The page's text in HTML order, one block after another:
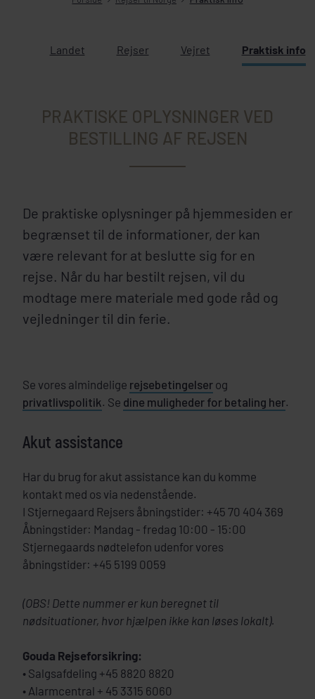
Landet Rejser Vejret Praktisk info
PRAKTISKE OPLYSNINGER VED
BESTILLING AF REJSEN
De praktiske oplysninger på hjemmesiden er
begrænset til de informationer, der kan
være relevant for at beslutte sig for en
rejse. Når du har bestilt rejsen, vil du
modtage mere materiale med gode råd og
vejledninger til din ferie.
Se vores almindelige rejsebetingelser og
privatlivspolitik. Se dine muligheder for betaling her.
Akut assistance
Har du brug for akut assistance kan du komme
kontakt med os via nedenstående.
I Stjernegaard Rejsers åbningstider: +45 70 404 369
Åbningstider: Mandag - fredag 10:00 - 15:00
Stjernegaards nødtelefon udenfor vores
åbningstider: +45 5199 0059
(OBS! Dette nummer er kun beregnet til
nødsituationer, hvor hjælpen ikke kan løses lokalt).
Gouda Rejseforsikring:
• Salgsafdeling +45 8820 8820
• Alarmcentral + 45 3315 6060